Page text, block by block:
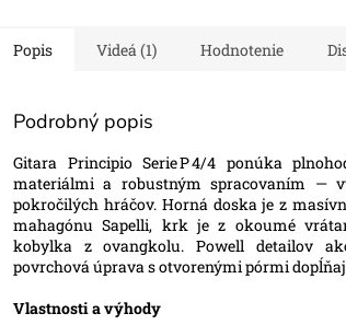
Popis Videá (1) Hodnotenie
Podrobný popis
Gitara Principio Serie P 4/4 ponúka
materiálmi a robustným spracovaním —
pokročilých hráčov. Horná doska je z
mahagónu Sapelli, krk je z okoumé
kobylka z ovangkolu. Powell detailov
povrchová úprava s otvorenými pórmi
Vlastnosti a výhody